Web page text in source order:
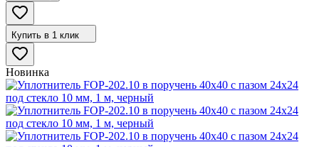
Купить в 1 клик
Новинка